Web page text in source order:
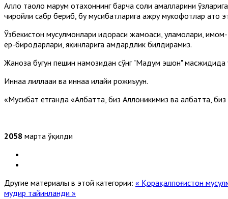
Аллоҳ таоло марҳум отахоннинг барча солиҳ амалларини
чиройли сабр бериб, бу мусибатларига ажру мукофотлар ато
Ўзбекистон мусулмонлари идораси жамоаси, уламолари,
ёр-биродарлари, яқинларига ҳамдардлик билдирамиз.
Жаноза бугун пешин намозидан сўнг "Маҳдум эшон" масжидида
Иннаа лиллааҳи ва иннаа илайҳи рожиъуун.
«Мусибат етганда «Албатта, биз Аллоҳникимиз ва албатта,
2058 марта ўқилди
Другие материалы в этой категории: « Қорақалпоғистон
мудир тайинланди »